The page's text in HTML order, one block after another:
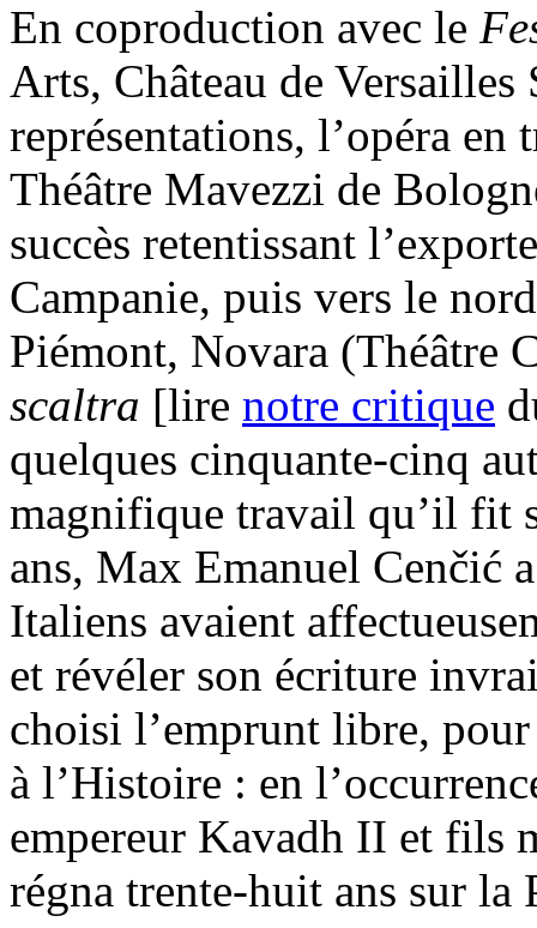
En coproduction avec le
Arts, Château de Versailles
représentations, l’opéra en
Théâtre Mavezzi de
succès retentissant
Campanie, puis vers le
Piémont, Novara (Théâtre
scaltra [lire notre critique
quelques cinquante-cinq
magnifique travail qu’il fit
ans, Max Emanuel Cenčić
Italiens avaient
et révéler son écriture
choisi l’emprunt libre,
à l’Histoire : en
empereur Kavadh II et fils
régna trente-huit ans sur la